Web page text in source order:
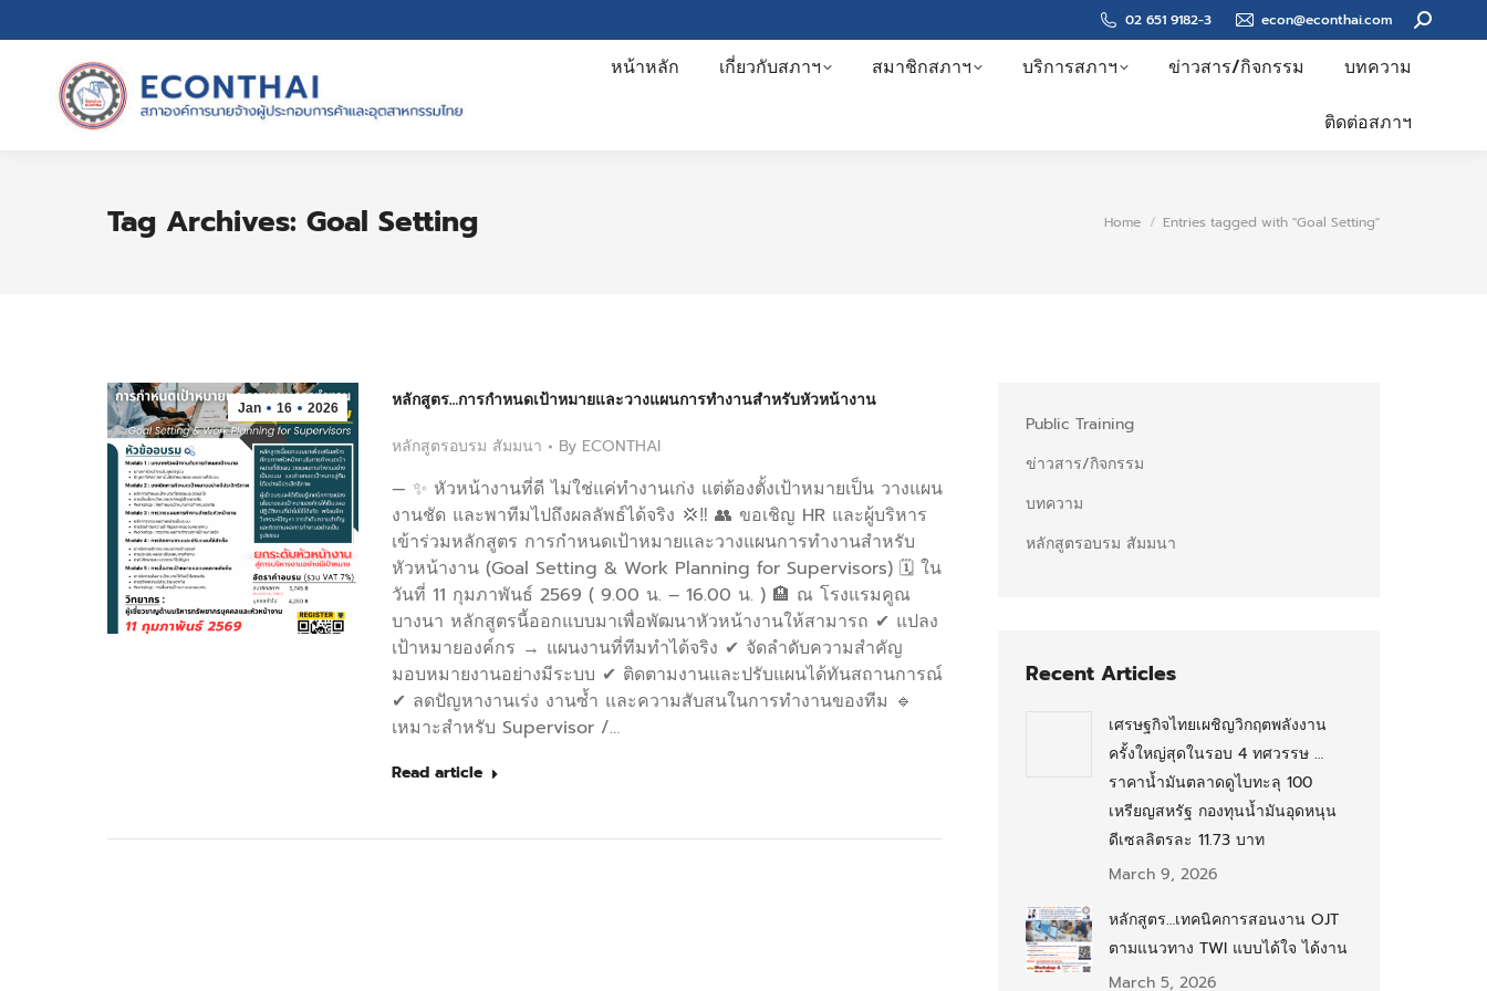
02 651 9182-3 econ@econthai.com Search:
หน้าหลัก เกี่ยวกับสภาฯ สมาชิกสภาฯ บริการสภาฯ ข่าวสาร/กิจกรรม บทความ
ติดต่อสภาฯ
Tag Archives: Goal Setting You are here:
Home Entries tagged with "Goal Setting"
Jan 16 2026
หลักสูตร…การกำหนดเป้าหมายและวางแผนการทำงานสำหรับหัวหน้างาน
หลักสูตรอบรม สัมมนา
By ECONTHAI
— ✨ หัวหน้างานที่ดี ไม่ใช่แค่ทำงานเก่ง แต่ต้องตั้งเป้าหมายเป็น วางแผน
งานชัด และพาทีมไปถึงผลลัพธ์ได้จริง 💢‼️ 👥 ขอเชิญ HR และผู้บริหาร
เข้าร่วมหลักสูตร การกำหนดเป้าหมายและวางแผนการทำงานสำหรับ
หัวหน้างาน (Goal Setting & Work Planning for Supervisors) 🗓️ ใน
วันที่ 11 กุมภาพันธ์ 2569 ( 9.00 น. – 16.00 น. ) 🏨 ณ โรงแรมคูณ
บางนา หลักสูตรนี้ออกแบบมาเพื่อพัฒนาหัวหน้างานให้สามารถ ✔ แปลง
เป้าหมายองค์กร → แผนงานที่ทีมทำได้จริง ✔ จัดลำดับความสำคัญ
มอบหมายงานอย่างมีระบบ ✔ ติดตามงานและปรับแผนได้ทันสถานการณ์
✔ ลดปัญหางานเร่ง งานซ้ำ และความสับสนในการทำงานของทีม 🔹
เหมาะสำหรับ Supervisor /…
Read article
Public Training
ข่าวสาร/กิจกรรม
บทความ
หลักสูตรอบรม สัมมนา
Recent Articles
เศรษฐกิจไทยเผชิญวิกฤตพลังงาน
ครั้งใหญ่สุดในรอบ 4 ทศวรรษ …
ราคาน้ำมันตลาดดูไบทะลุ 100
เหรียญสหรัฐ กองทุนน้ำมันอุดหนุน
ดีเซลลิตรละ 11.73 บาท
March 9, 2026
หลักสูตร…เทคนิคการสอนงาน OJT
ตามแนวทาง TWI แบบได้ใจ ได้งาน
March 5, 2026